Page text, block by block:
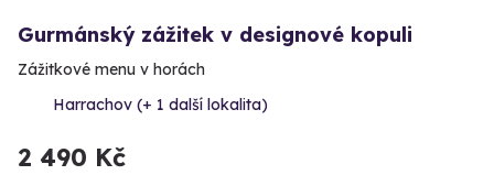
Gurmánský zážitek v designové kopuli
Zážitkové menu v horách
Harrachov (+ 1 další lokalita)
2 490 Kč